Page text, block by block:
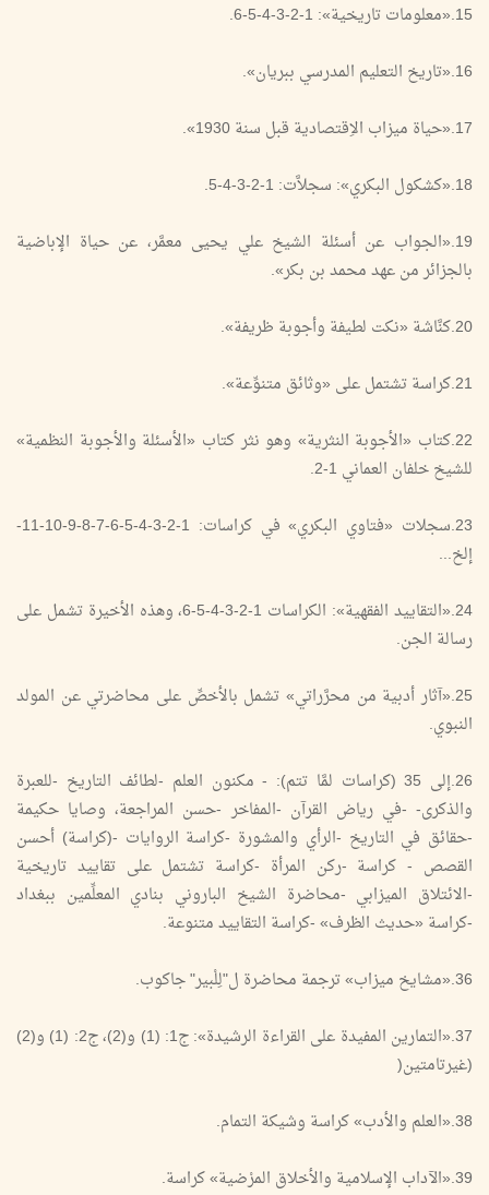
15.«معلومات تاريخية»: 1-2-3-4-5-6.
16.«تاريخ التعليم المدرسي ببريان».
17.«حياة ميزاب الاِقتصادية قبل سنة 1930».
18.«كشكول البكري»: سجلاَّت: 1-2-3-4-5.
19.«الجواب عن أسئلة الشيخ علي يحيى معمَّر، عن حياة الإباضية
بالجزائر من عهد محمد بن بكر».
20.كنَّاشة «نكت لطيفة وأجوبة ظريفة».
21.كراسة تشتمل على «وثائق متنوِّعة».
22.كتاب «الأجوبة النثرية» وهو نثر كتاب «الأسئلة والأجوبة النظمية»
للشيخ خلفان العماني 1-2.
23.سجلات «فتاوي البكري» في كراسات: 1-2-3-4-5-6-7-8-9-10-11-
إلخ...
24.«التقاييد الفقهية»: الكراسات 1-2-3-4-5-6، وهذه الأخيرة تشمل على
رسالة الجن.
25.«آثار أدبية من محرَّراتي» تشمل بالأخصِّ على محاضرتي عن المولد
النبوي.
26.إلى 35 (كراسات لمَّا تتم): - مكنون العلم -لطائف التاريخ -للعبرة
والذكرى- -في رياض القرآن -المفاخر -حسن المراجعة، وصايا حكيمة
-حقائق في التاريخ -الرأي والمشورة -كراسة الروايات -(كراسة) أحسن
القصص - كراسة -ركن المرأة -كراسة تشتمل على تقاييد تاريخية
-الائتلاق الميزابي -محاضرة الشيخ الباروني بنادي المعلِّمين ببغداد
-كراسة «حديث الظرف» -كراسة التقاييد متنوعة.
36.«مشايخ ميزاب» ترجمة محاضرة ل"لِلْبير" جاكوب.
37.«التمارين المفيدة على القراءة الرشيدة»: ج1: (1) و(2)، ج2: (1) و(2)
(غيرتامتين(
38.«العلم والأدب» كراسة وشيكة التمام.
39.«الآداب الإسلامية والأخلاق المرْضية» كراسة.